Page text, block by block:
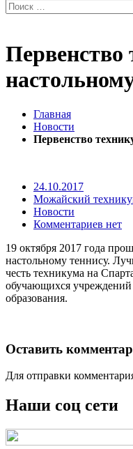
Первенство
Главная
Новости
Первенство
24.10.2017
Можайский
Новости
Комментариев нет
19 октября 2017 года
настольному теннису.
честь техникума на
обучающихся учреждений
образования.
Оставить
Для отправки
Наши соц сети